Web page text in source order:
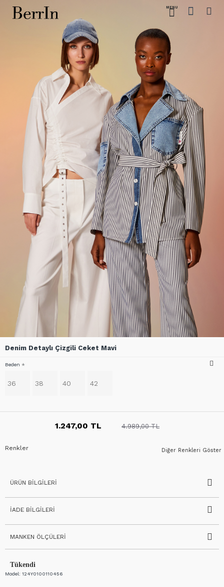
Denim Detaylı Çizgili Ceket Mavi
Tükendi
Model: 124Y0100110456
1.247,00 TL 4.989,00 TL
Beden
36 38 40 42
Diğer Renkleri Göster
Renkler
ÜRÜN BILGILERI
İADE BILGILERI
MANKEN ÖLÇÜLERI